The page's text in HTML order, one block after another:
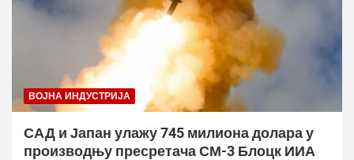
ВОЈНА ИНДУСТРИЈА
САД и Јапан улажу 745 милиона долара у
производњу пресретача СМ-3 Блоцк ИИА